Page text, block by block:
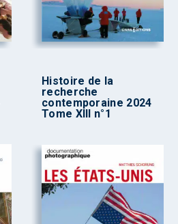
Histoire de la
recherche
contemporaine 2024
Tome XIII n°1